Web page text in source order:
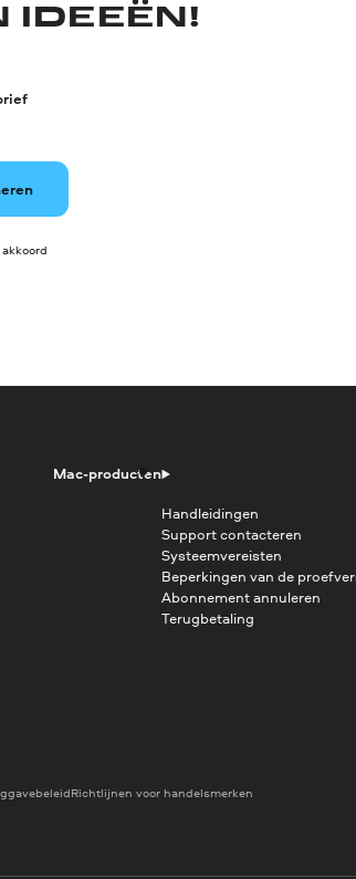
IDEEËN!
Mac-producten
Handleidingen
Support contacteren
Systeemvereisten
Beperkingen van de
Abonnement annuleren
Terugbetaling
Richtlijnen voor handelsmerken